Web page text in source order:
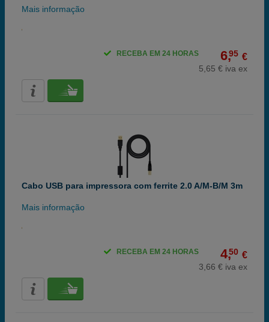
Mais informação
6,95 €
5,65 € iva ex
RECEBA EM 24 HORAS
Cabo USB para impressora com ferrite 2.0 A/M-B/M 3m
Mais informação
4,50 €
3,66 € iva ex
RECEBA EM 24 HORAS